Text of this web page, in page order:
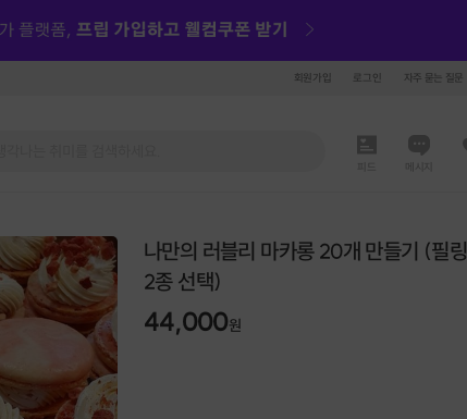
회원가입 로그인 자주 묻는 질문
메시지
나만의 러블리 마카롱 20개 만들기 (필링
2종 선택)
44,000원